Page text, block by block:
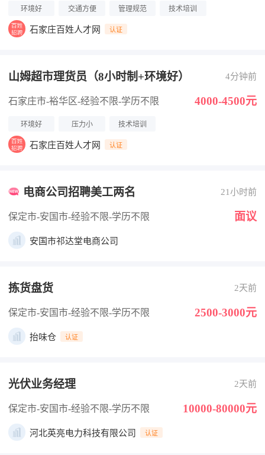
环境好 交通方便 管理规范 技术培训
石家庄百姓人才网 认证
山姆超市理货员（8小时制+环境好） 4分钟前
石家庄市-裕华区-经验不限-学历不限 4000-4500元
环境好 压力小 技术培训
石家庄百姓人才网 认证
电商公司招聘美工两名 21小时前
保定市-安国市-经验不限-学历不限 面议
安国市祁达堂电商公司
拣货盘货 2天前
保定市-安国市-经验不限-学历不限 2500-3000元
抬味仓 认证
光伏业务经理 2天前
保定市-安国市-经验不限-学历不限 10000-80000元
河北英亮电力科技有限公司 认证